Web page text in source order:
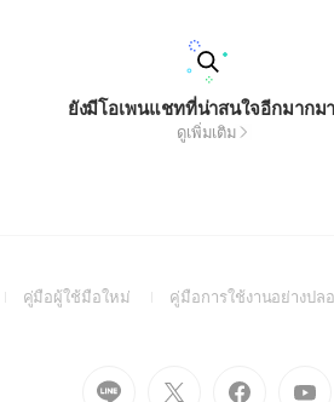
ยังมีโอเพนแชทที่น่าสนใจอีกมากม
ดูเพิ่มเติม
คู่มือผู้ใช้มือใหม่
(Open
window)
คู่มือการใช้งานอย่างปล
Go
Go
Go